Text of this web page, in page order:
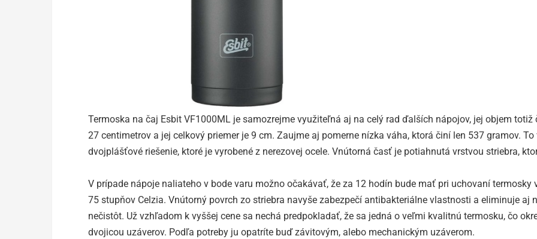
Termoska na čaj Esbit VF1000ML je samozrejme využiteľná aj na celý rad ďalších nápojov, jej objem
27 centimetrov a jej celkový priemer je 9 cm. Zaujme aj pomerne nízka váha, ktorá činí len 537 gramov.
dvojplášťové riešenie, ktoré je vyrobené z nerezovej ocele. Vnútorná časť je potiahnutá vrstvou striebra,
V prípade nápoje naliateho v bode varu možno očakávať, že za 12 hodín bude mať pri uchovaní
75 stupňov Celzia. Vnútorný povrch zo striebra navyše zabezpečí antibakteriálne vlastnosti a eliminuje aj
nečistôt. Už vzhľadom k vyššej cene sa nechá predpokladať, že sa jedná o veľmi kvalitnú termosku, čo
dvojicou uzáverov. Podľa potreby ju opatríte buď závitovým, alebo mechanickým uzáverom.